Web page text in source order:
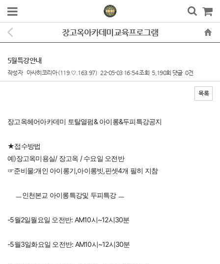
장고옥아카데미교육프로그램
5월특강안내
작성자 아사히코리아(119.♡.163.97) 22-05-03 16:54조회 5,190회 댓글 0건
목록
장고옥헤어아카데미 토탈열펌& 아이롱&두피특강공지
★접수방법
예)장고옥미용실/ 장고옥 / 수요일 오전반
☞준비물:개인 아이롱기,아이롱빗,핀셋4개 필히 지참
     ㅡ인천본교 아이롱특강및 두피특강 ㅡ
-5월2일월요일 오전반: AM10시~12시30분
-5월3일화요일 오전반: AM10시~12시30분